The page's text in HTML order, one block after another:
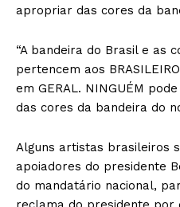
apropriar das cores da
“A bandeira do Brasil e as
pertencem aos
em GERAL. NINGUÉM
das cores da bandeira do
Alguns artistas brasileiros
apoiadores do presidente
do mandatário nacional,